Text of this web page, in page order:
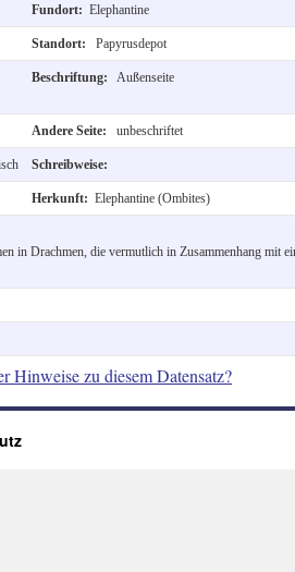
Fundort: Elephantine
Standort: Papyrusdepot
Beschriftung: Außenseite
Andere Seite: unbeschriftet
Schreibweise:
Herkunft: Elephantine (Ombites)
in Drachmen, die vermutlich in Zusammenhang mit
Hinweise zu diesem Datensatz?